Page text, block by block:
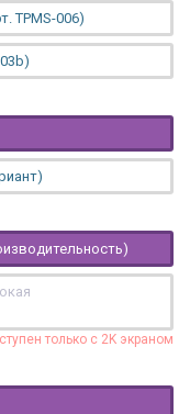
TPMS-006)
только с 2K экраном